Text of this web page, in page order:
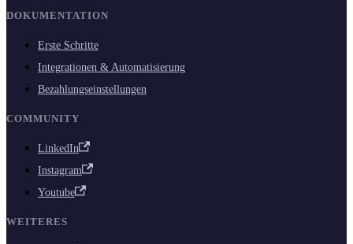
DOKUMENTATION
Erste Schritte
Integrationen & Automatisierung
Bezahlungseinstellungen
COMMUNITY
LinkedIn
Instagram
Youtube
WEITERES